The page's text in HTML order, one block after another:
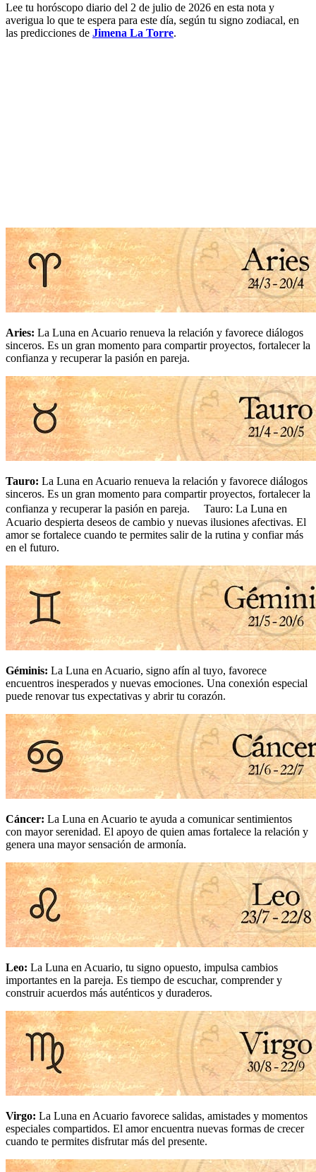
Lee tu horóscopo diario del 2 de julio de 2026 en esta nota y
averigua lo que te espera para este día, según tu signo zodiacal, en
las predicciones de Jimena La Torre.
Aries: La Luna en Acuario renueva la relación y favorece diálogos
sinceros. Es un gran momento para compartir proyectos, fortalecer la
confianza y recuperar la pasión en pareja.
Tauro: La Luna en Acuario renueva la relación y favorece diálogos
sinceros. Es un gran momento para compartir proyectos, fortalecer la
confianza y recuperar la pasión en pareja. Tauro: La Luna en
Acuario despierta deseos de cambio y nuevas ilusiones afectivas. El
amor se fortalece cuando te permites salir de la rutina y confiar más
en el futuro.
Géminis: La Luna en Acuario, signo afín al tuyo, favorece
encuentros inesperados y nuevas emociones. Una conexión especial
puede renovar tus expectativas y abrir tu corazón.
Cáncer: La Luna en Acuario te ayuda a comunicar sentimientos
con mayor serenidad. El apoyo de quien amas fortalece la relación y
genera una mayor sensación de armonía.
Leo: La Luna en Acuario, tu signo opuesto, impulsa cambios
importantes en la pareja. Es tiempo de escuchar, comprender y
construir acuerdos más auténticos y duraderos.
Virgo: La Luna en Acuario favorece salidas, amistades y momentos
especiales compartidos. El amor encuentra nuevas formas de crecer
cuando te permites disfrutar más del presente.